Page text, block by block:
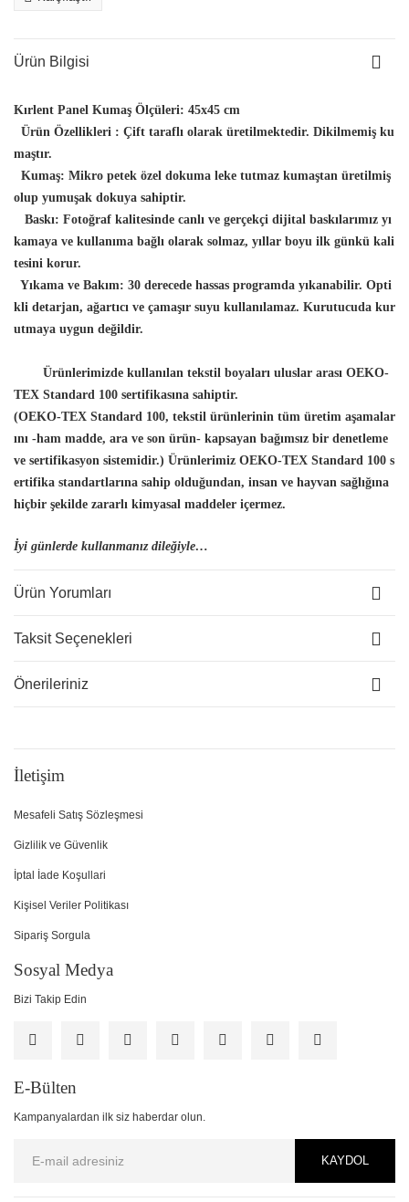
Ürün Bilgisi
Kırlent Panel Kumaş Ölçüleri: 45x45 cm
Ürün Özellikleri : Çift taraflı olarak üretilmektedir. Dikilmemiş ku
maştır.
Kumaş: Mikro petek özel dokuma leke tutmaz kumaştan üretilmiş
olup yumuşak dokuya sahiptir.
Baskı: Fotoğraf kalitesinde canlı ve gerçekçi dijital baskılarımız yı
kamaya ve kullanıma bağlı olarak solmaz, yıllar boyu ilk günkü kali
tesini korur.
Yıkama ve Bakım: 30 derecede hassas programda yıkanabilir. Opti
kli detarjan, ağartıcı ve çamaşır suyu kullanılamaz. Kurutucuda kur
utmaya uygun değildir.
Ürünlerimizde kullanılan tekstil boyaları uluslar arası OEKO-
TEX Standard 100 sertifikasına sahiptir.
(OEKO-TEX Standard 100, tekstil ürünlerinin tüm üretim aşamalar
ını -ham madde, ara ve son ürün- kapsayan bağımsız bir denetleme
ve sertifikasyon sistemidir.) Ürünlerimiz OEKO-TEX Standard 100 s
ertifika standartlarına sahip olduğundan, insan ve hayvan sağlığına
hiçbir şekilde zararlı kimyasal maddeler içermez.
İyi günlerde kullanmanız dileğiyle…
Ürün Yorumları
Taksit Seçenekleri
Önerileriniz
İletişim
Mesafeli Satış Sözleşmesi
Gizlilik ve Güvenlik
İptal İade Koşullari
Kişisel Veriler Politikası
Sipariş Sorgula
Sosyal Medya
Bizi Takip Edin
E-Bülten
Kampanyalardan ilk siz haberdar olun.
KAYDOL